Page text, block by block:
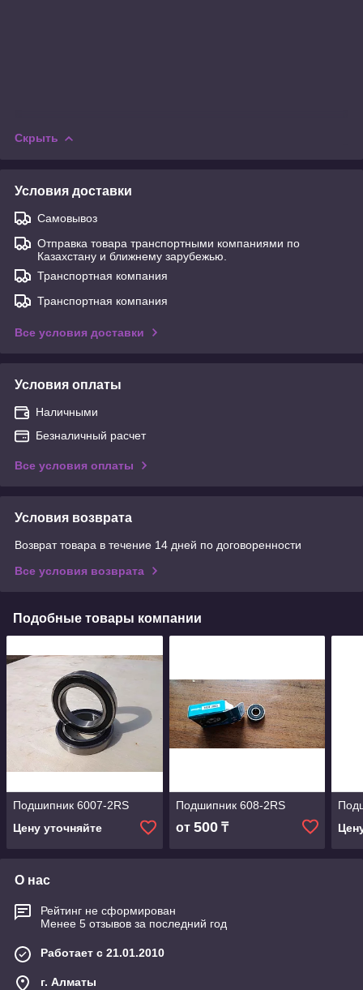
Скрыть
Условия доставки
Самовывоз
Отправка товара транспортными компаниями по
Казахстану и ближнему зарубежью.
Транспортная компания
Транспортная компания
Все условия доставки
Условия оплаты
Наличными
Безналичный расчет
Все условия оплаты
Условия возврата
Возврат товара в течение 14 дней по договоренности
Все условия возврата
Подобные товары компании
Подшипник 6007-2RS
Цену уточняйте
Подшипник 608-2RS
от 500₸
О нас
Рейтинг не сформирован
Менее 5 отзывов за последний год
Работает с 21.01.2010
г. Алматы